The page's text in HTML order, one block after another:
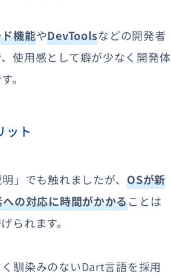
機能やDevToolsなどの開発者
使用感として癖が少なく開発体
。
ット
」でも触れましたが、OSが新
の対応に時間がかかることは
られます。
馴染みのないDart言語を採用